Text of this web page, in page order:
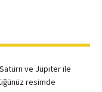
Satürn ve Jüpiterile
resimde